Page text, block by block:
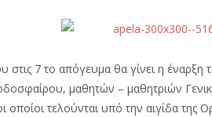
στις 7 το απόγευμα θα γίνει η
μαθητών – μαθητριών
οποίοι τελούνται υπό την αιγίδα